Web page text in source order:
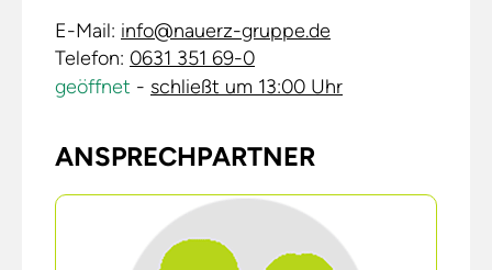
E-Mail: info@nauerz-gruppe.de
Telefon: 0631 351 69-0
geöffnet - schließt um 13:00 Uhr
ANSPRECHPARTNER